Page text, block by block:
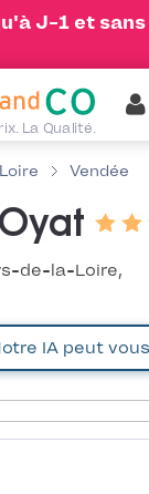
J-1 et sans
La Qualité.
Vendée
de-la-Loire,